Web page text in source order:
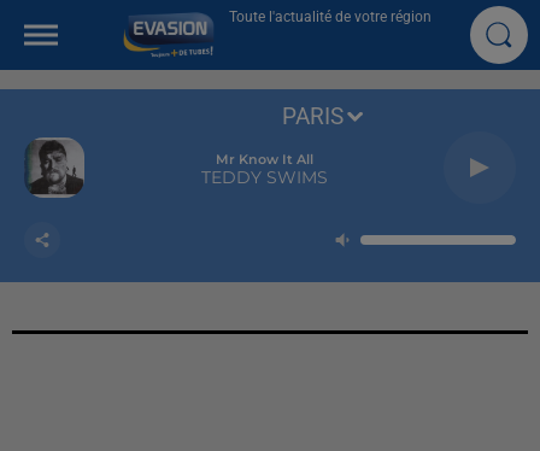
Toute l'actualité de votre région
Mr Know It All
TEDDY SWIMS
PARIS